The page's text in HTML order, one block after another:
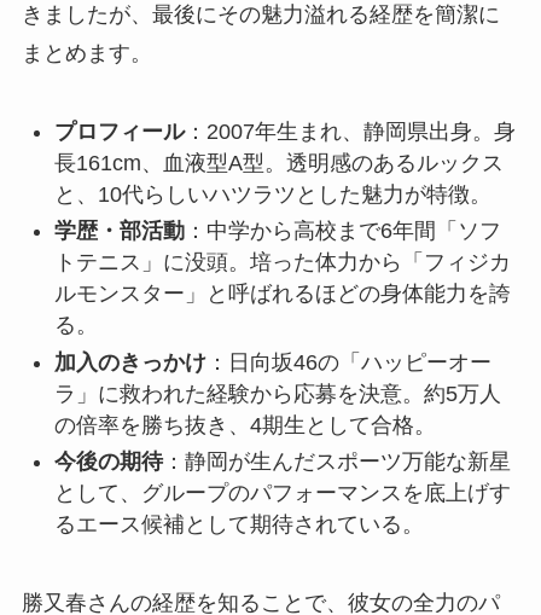
きましたが、最後にその魅力溢れる経歴を簡潔に
まとめます。
プロフィール：2007年生まれ、静岡県出身。身
長161cm、血液型A型。透明感のあるルックス
と、10代らしいハツラツとした魅力が特徴。
学歴・部活動：中学から高校まで6年間「ソフ
トテニス」に没頭。培った体力から「フィジカ
ルモンスター」と呼ばれるほどの身体能力を誇
る。
加入のきっかけ：日向坂46の「ハッピーオー
ラ」に救われた経験から応募を決意。約5万人
の倍率を勝ち抜き、4期生として合格。
今後の期待：静岡が生んだスポーツ万能な新星
として、グループのパフォーマンスを底上げす
るエース候補として期待されている。
勝又春さんの経歴を知ることで、彼女の全力のパ